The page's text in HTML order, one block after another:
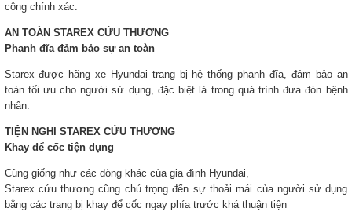
công chính xác.
AN TOÀN STAREX CỨU THƯƠNG
Phanh đĩa đảm bảo sự an toàn
Starex được hãng xe Hyundai trang bị hệ thống phanh đĩa, đảm bảo an
toàn tối ưu cho người sử dụng, đặc biệt là trong quá trình đưa đón bệnh
nhân.
TIỆN NGHI STAREX CỨU THƯƠNG
Khay để cốc tiện dụng
Cũng giống như các dòng khác của gia đình Hyundai,
Starex cứu thương cũng chú trọng đến sự thoải mái của người sử dụng
bằng các trang bị khay để cốc ngay phía trước khá thuận tiện